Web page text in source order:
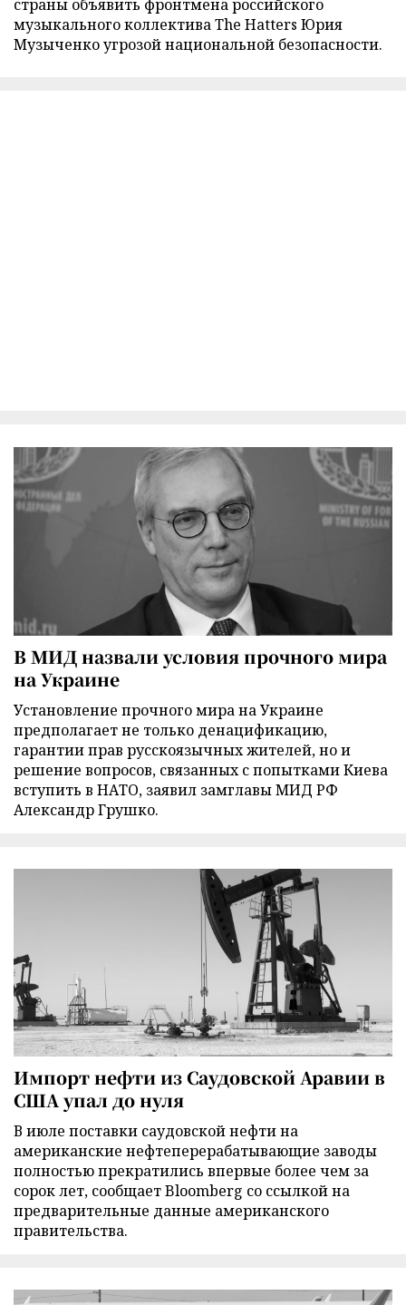
страны объявить фронтмена российского
музыкального коллектива The Hatters Юрия
Музыченко угрозой национальной безопасности.
В МИД назвали условия прочного мира
на Украине
Установление прочного мира на Украине
предполагает не только денацификацию,
гарантии прав русскоязычных жителей, но и
решение вопросов, связанных с попытками Киева
вступить в НАТО, заявил замглавы МИД РФ
Александр Грушко.
Импорт нефти из Саудовской Аравии в
США упал до нуля
В июле поставки саудовской нефти на
американские нефтеперерабатывающие заводы
полностью прекратились впервые более чем за
сорок лет, сообщает Bloomberg со ссылкой на
предварительные данные американского
правительства.